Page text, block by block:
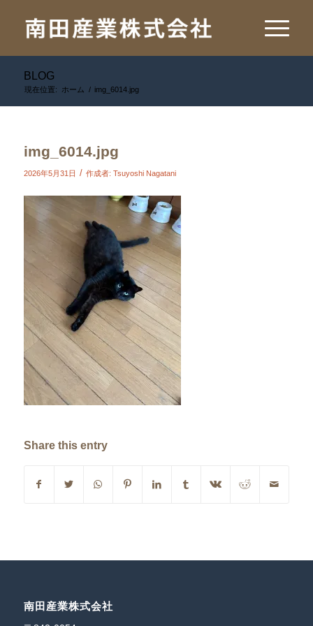
BLOG
現在位置: ホーム / img_6014.jpg
img_6014.jpg
2026年5月31日 / 作成者: Tsuyoshi Nagatani
Share this entry
南田産業株式会社